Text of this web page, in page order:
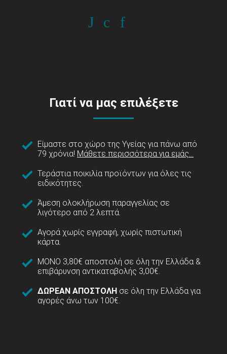
Γιατί να μας επιλέξετε
Είμαστε στο χώρο της Υγείας για πάνω από
79 χρόνια! Μάθετε περισσότερα για εμάς...
Τεράστια ποικιλία προϊόντων για όλες τις
ειδικότητες.
Άμεση ολοκλήρωση παραγγελίας σε
λιγότερο από 2 λεπτά.
Αγορά χωρίς εγγραφή, χωρίς πιστωτική
κάρτα.
ΜΟΝΟ 3,80€ αποστολή σε όλη την Ελλάδα &
επιβάρυνση αντικαταβολής 3,00€.
ΔΩΡΕΑΝ ΑΠΟΣΤΟΛΗ σε όλη την Ελλάδα για
αγορές άνω των 100€.